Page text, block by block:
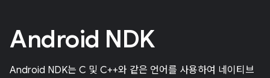
Android NDK
Android NDK는 C 및 C++와 같은 언어를 사용하여 네이티브